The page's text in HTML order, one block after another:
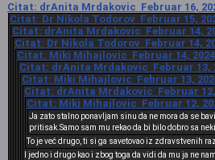
Citat: drAnita Mrdakovic Februar 16,
Citat: Dr Nikola Todorov Februar 15,
Citat: drAnita Mrdakovic Februar 14,
Citat: Dr Nikola Todorov Februar 14,
Citat: Miki Mihajlovic Februar 14,
Citat: drAnita Mrdakovic Februar 13,
Citat: Miki Mihajlovic Februar 13,
Citat: drAnita Mrdakovic Februar 12,
Citat: Miki Mihajlovic Februar 12,
Ja zato stalno ponavljam sinu da ne mora da se
pritisak.Samo sam mu rekao da bi bilo dobro sa
To je već drugo, ti si ga savetovao iz zdravstvenih
I jedno i drugo kao i zbog toga da vidi da mu ja ne